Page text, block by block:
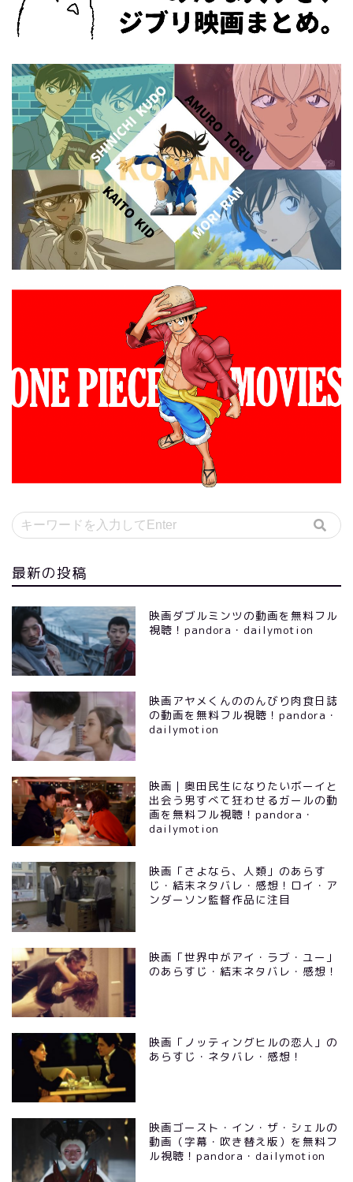
最新の投稿
映画ダブルミンツの動画を無料フル
視聴！pandora・dailymotion
映画アヤメくんののんびり肉食日誌
の動画を無料フル視聴！pandora・
dailymotion
映画｜奥田民生になりたいボーイと
出会う男すべて狂わせるガールの動
画を無料フル視聴！pandora・
dailymotion
映画「さよなら、人類」のあらす
じ・結末ネタバレ・感想！ロイ・ア
ンダーソン監督作品に注目
映画「世界中がアイ・ラブ・ユー」
のあらすじ・結末ネタバレ・感想！
映画「ノッティングヒルの恋人」の
あらすじ・ネタバレ・感想！
映画ゴースト・イン・ザ・シェルの
動画（字幕・吹き替え版）を無料フ
ル視聴！pandora・dailymotion